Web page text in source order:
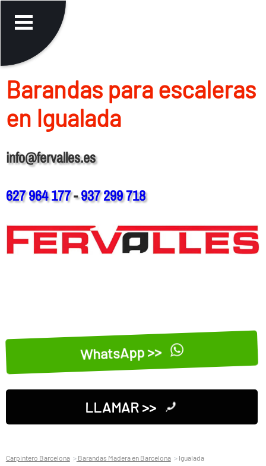
Barandas para escaleras
en Igualada
info@fervalles.es
627 964 177-937 299 718
WhatsApp >>
LLAMAR >>
Carpintero Barcelona Barandas Madera en Barcelona Igualada